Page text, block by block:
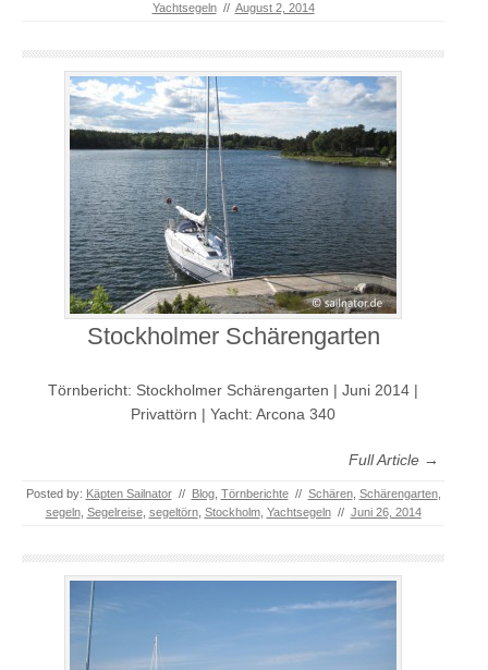
Yachtsegeln // August 2, 2014
Stockholmer Schärengarten
Törnbericht: Stockholmer Schärengarten | Juni 2014 |
Privattörn | Yacht: Arcona 340
Full Article →
Posted by: Käpten Sailnator // Blog, Törnberichte // Schären, Schärengarten,
segeln, Segelreise, segeltörn, Stockholm, Yachtsegeln // Juni 26, 2014